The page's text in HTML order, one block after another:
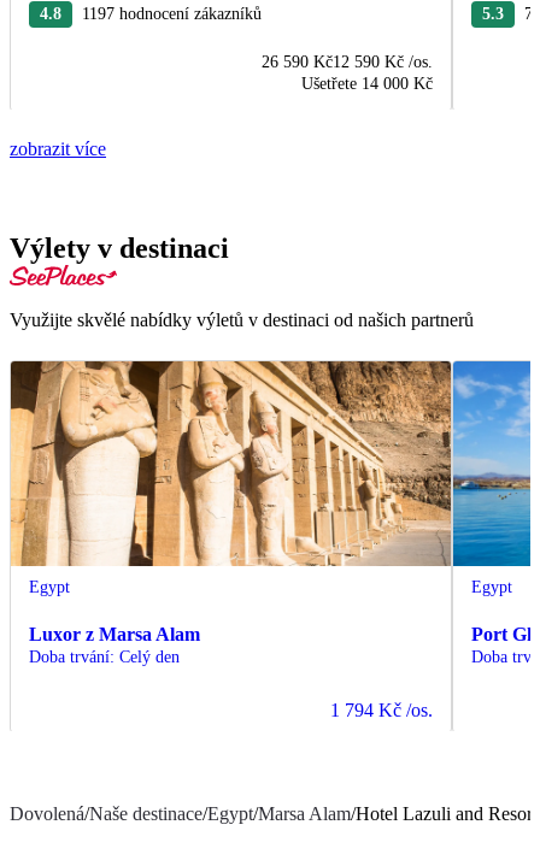
4.8 1197 hodnocení zákazníků
26 590 Kč12 590 Kč /os.
Ušetřete 14 000 Kč
5.3
zobrazit více
Výlety v destinaci
Využijte skvělé nabídky výletů v destinaci od našich partnerů
Egypt
Luxor z Marsa Alam
Doba trvání: Celý den
1 794 Kč /os.
Egypt
Port
Doba
Dovolená/Naše destinace/Egypt/Marsa Alam/Hotel Lazuli and Resort